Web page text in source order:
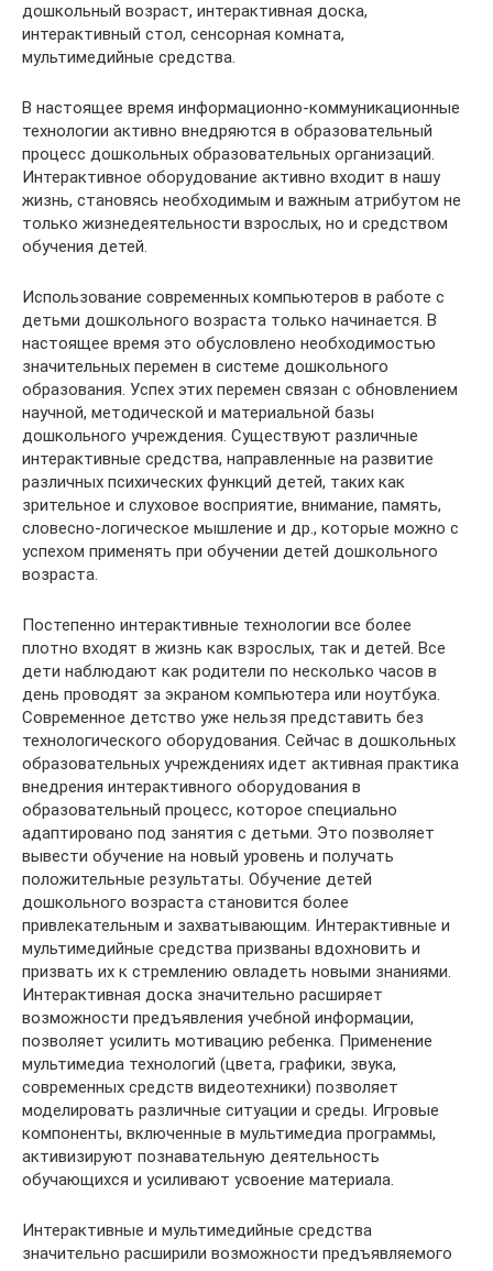
дошкольный возраст, интерактивная доска,
интерактивный стол, сенсорная комната,
мультимедийные средства.
В настоящее время информационно-коммуникационные
технологии активно внедряются в образовательный
процесс дошкольных образовательных организаций.
Интерактивное оборудование активно входит в нашу
жизнь, становясь необходимым и важным атрибутом не
только жизнедеятельности взрослых, но и средством
обучения детей.
Использование современных компьютеров в работе с
детьми дошкольного возраста только начинается. В
настоящее время это обусловлено необходимостью
значительных перемен в системе дошкольного
образования. Успех этих перемен связан с обновлением
научной, методической и материальной базы
дошкольного учреждения. Существуют различные
интерактивные средства, направленные на развитие
различных психических функций детей, таких как
зрительное и слуховое восприятие, внимание, память,
словесно-логическое мышление и др., которые можно с
успехом применять при обучении детей дошкольного
возраста.
Постепенно интерактивные технологии все более
плотно входят в жизнь как взрослых, так и детей. Все
дети наблюдают как родители по несколько часов в
день проводят за экраном компьютера или ноутбука.
Современное детство уже нельзя представить без
технологического оборудования. Сейчас в дошкольных
образовательных учреждениях идет активная практика
внедрения интерактивного оборудования в
образовательный процесс, которое специально
адаптировано под занятия с детьми. Это позволяет
вывести обучение на новый уровень и получать
положительные результаты. Обучение детей
дошкольного возраста становится более
привлекательным и захватывающим. Интерактивные и
мультимедийные средства призваны вдохновить и
призвать их к стремлению овладеть новыми знаниями.
Интерактивная доска значительно расширяет
возможности предъявления учебной информации,
позволяет усилить мотивацию ребенка. Применение
мультимедиа технологий (цвета, графики, звука,
современных средств видеотехники) позволяет
моделировать различные ситуации и среды. Игровые
компоненты, включенные в мультимедиа программы,
активизируют познавательную деятельность
обучающихся и усиливают усвоение материала.
Интерактивные и мультимедийные средства
значительно расширили возможности предъявляемого